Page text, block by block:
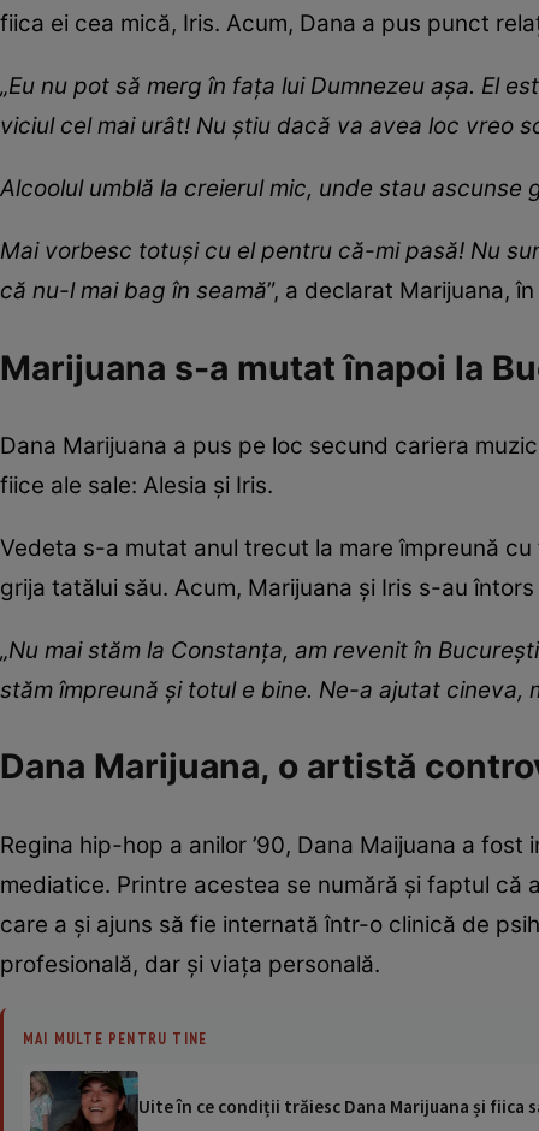
fiica ei cea mică, Iris. Acum, Dana a pus punct
„Eu nu pot să merg în fața lui Dumnezeu așa. El
viciul cel mai urât! Nu știu dacă va avea loc vreo
Alcoolul umblă la creierul mic, unde stau
Mai vorbesc totuși cu el pentru că-mi pasă! Nu
că nu-l mai bag în seamă”, a declarat Marijuana,
Marijuana s-a mutat înapoi la
Dana Marijuana a pus pe loc secund cariera
fiice ale sale: Alesia și Iris.
Vedeta s-a mutat anul trecut la mare împreună
grija tatălui său. Acum, Marijuana și Iris s-au
„Nu mai stăm la Constanța, am revenit în
stăm împreună și totul e bine. Ne-a ajutat cineva,
Dana Marijuana, o artistă
Regina hip-hop a anilor ’90, Dana Maijuana a
mediatice. Printre acestea se numără și faptul
care a și ajuns să fie internată într-o clinică de
profesională, dar și viața personală.
MAI MULTE PENTRU TINE
Uite în ce condiții trăiesc Dana Marijuana și fiica